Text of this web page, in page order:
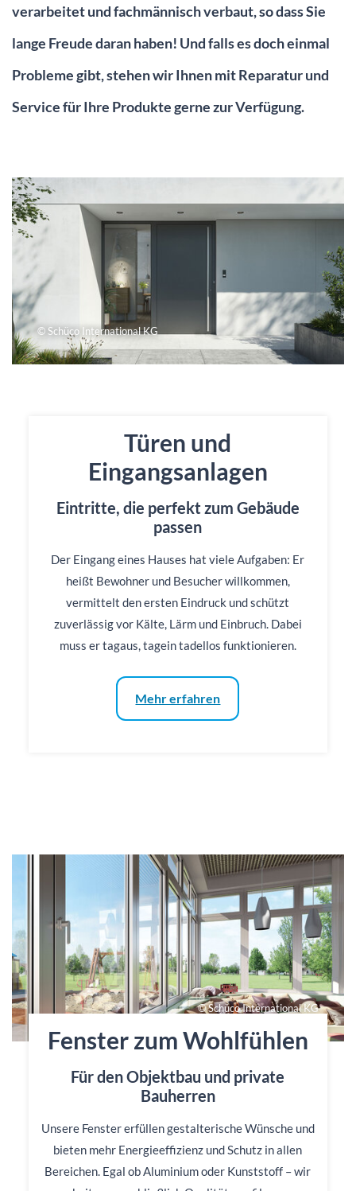
verarbeitet und fachmännisch verbaut, so dass Sie
lange Freude daran haben! Und falls es doch einmal
Probleme gibt, stehen wir Ihnen mit Reparatur und
Service für Ihre Produkte gerne zur Verfügung.
© Schüco International KG
Türen und
Eingangsanlagen
Eintritte, die perfekt zum Gebäude
passen
Der Eingang eines Hauses hat viele Aufgaben: Er
heißt Bewohner und Besucher willkommen,
vermittelt den ersten Eindruck und schützt
zuverlässig vor Kälte, Lärm und Einbruch. Dabei
muss er tagaus, tagein tadellos funktionieren.
Mehr erfahren
© Schüco International KG
Fenster zum Wohlfühlen
Für den Objektbau und private
Bauherren
Unsere Fenster erfüllen gestalterische Wünsche und
bieten mehr Energieeffizienz und Schutz in allen
Bereichen. Egal ob Aluminium oder Kunststoff – wir